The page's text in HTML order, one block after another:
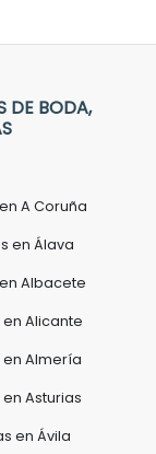
DE BODA,
A Coruña
en Álava
Albacete
Alicante
en Almería
Asturias
en Ávila